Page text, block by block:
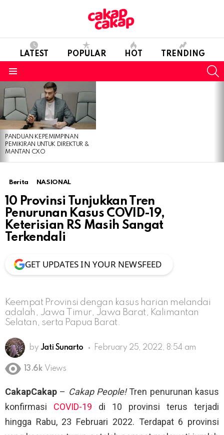
LATEST POPULAR HOT TRENDING
LATEST
STORIES
PANDUAN KEPEMIMPINAN
PEMIKIRAN UNTUK DIREKTUR &
MANTAN CXO
Berita NASIONAL
10 Provinsi Tunjukkan Tren
Penurunan Kasus COVID-19,
Keterisian RS Masih Sangat
Terkendali
GET UPDATES IN YOUR NEWSFEED
Keempat Provinsi dengan kasus harian melandai
adalah, Jawa Timur, Jawa Barat, Kalimantan
Selatan, serta Papua Barat.
by Jati Sunarto February 25, 2022, 8:54 am
13.6k Views
CakapCakap – Cakap People!Tren penurunan kasus
konfirmasi COVID-19 di 10 provinsi terus terjadi
hingga Rabu, 23 Februari 2022. Terdapat 6 provinsi